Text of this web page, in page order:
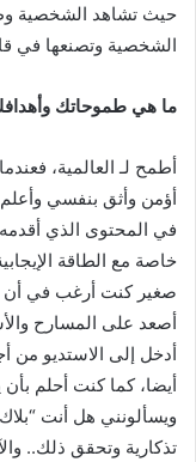
حيث تشاهد الشخصية
الشخصية وتصنعها في
ما هي طموحاتك
أطمح لـ العالمية،
أؤمن وأثق بنفسي
في المحتوى الذي
خاصة مع الطاقة
صغير كنت أرغب في أن
أصعد على المسارح
أدخل إلى الاستديو من
أيضا، كما كنت أحلم
ويسألونني هل أنت
تذكارية وتحقق ذلك..